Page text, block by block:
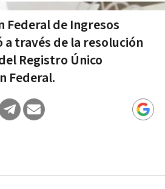
Federal de Ingresos
a través de la resolución
Registro Único
Federal.